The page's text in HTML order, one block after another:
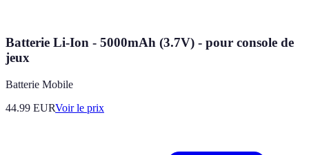
Batterie Li-Ion - 5000mAh (3.7V) - pour console de
jeux
Batterie Mobile
44.99 EURVoir le prix